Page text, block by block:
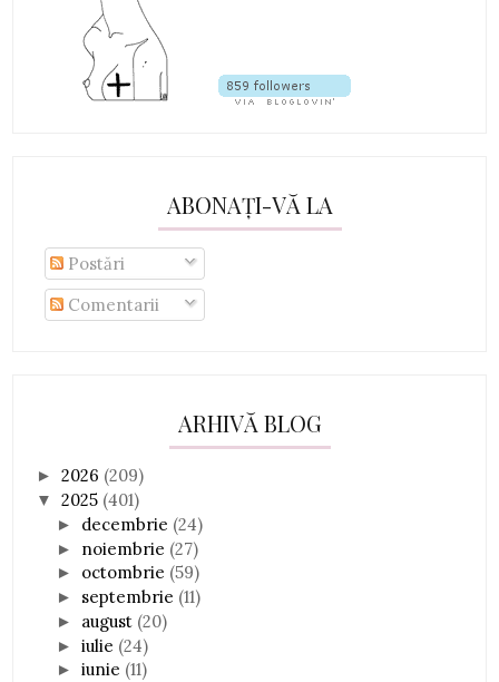
ABONAȚI-VĂ LA
Postări
Comentarii
ARHIVĂ BLOG
►2026 (209)
▼2025 (401)
► decembrie (24)
► noiembrie (27)
► octombrie (59)
► septembrie (11)
► august (20)
►iulie (24)
►iunie (11)